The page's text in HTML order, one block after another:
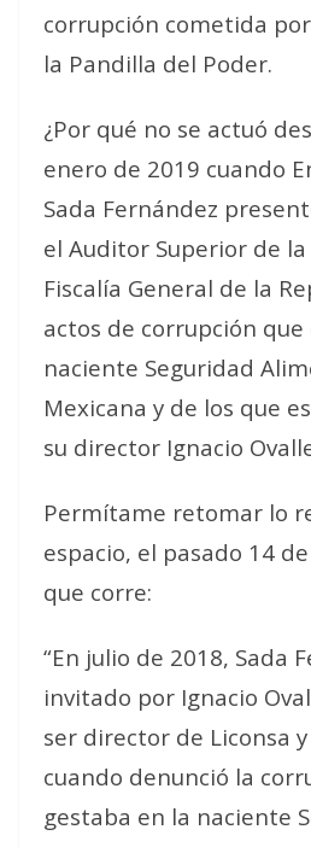
corrupción cometida
la Pandilla del Poder.
¿Por qué no se actuó
enero de 2019 cuando
Sada Fernández
el Auditor Superior de la
Fiscalía General de la
actos de corrupción
naciente Seguridad
Mexicana y de los que
su director Ignacio
Permítame retomar lo
espacio, el pasado 14
que corre:
“En julio de 2018, Sada
invitado por Ignacio
ser director de Liconsa
cuando denunció la
gestaba en la naciente